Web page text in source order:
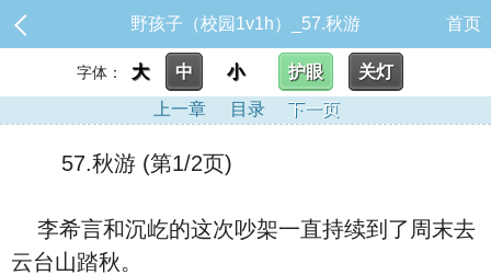
野孩子（校园1v1h）_57.秋游 首页
字体： 大 中 小 护眼
关灯
上一章
目录 下一页
57.秋游 (第1/2页)
李希言和沉屹的这次吵架一直持续到了周末去
云台山踏秋。